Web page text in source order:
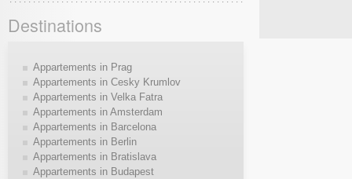
Destinations
Appartements in Prag
Appartements in Cesky Krumlov
Appartements in Velka Fatra
Appartements in Amsterdam
Appartements in Barcelona
Appartements in Berlin
Appartements in Bratislava
Appartements in Budapest